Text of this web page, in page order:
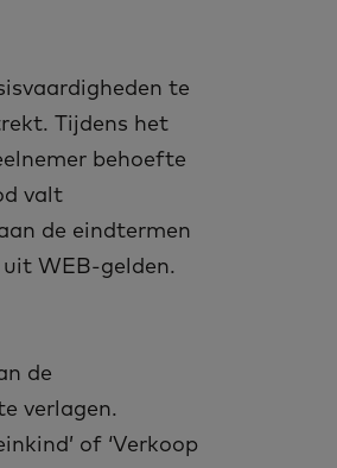
te
Tijdens het
behoefte
valt
de eindtermen
WEB-gelden.
de
verlagen.
of ‘Verkoop